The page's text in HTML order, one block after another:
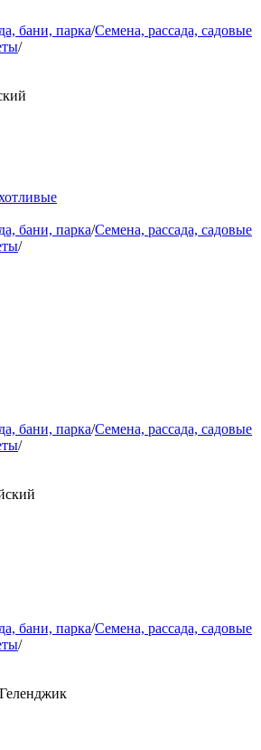
бани, парка/Семена, рассада, садовые
/
бани, парка/Семена, рассада, садовые
/
бани, парка/Семена, рассада, садовые
/
бани, парка/Семена, рассада, садовые
/